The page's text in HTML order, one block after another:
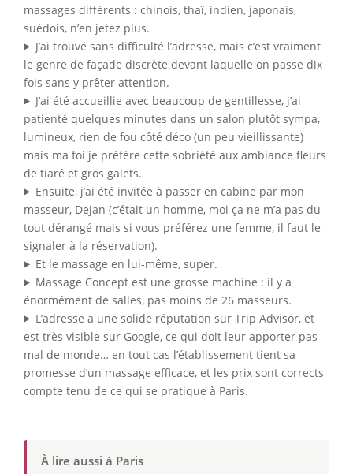
massages différents : chinois, thaï, indien, japonais,
suédois, n’en jetez plus.
J’ai trouvé sans difficulté l’adresse, mais c’est vraiment
le genre de façade discrète devant laquelle on passe dix
fois sans y prêter attention.
J’ai été accueillie avec beaucoup de gentillesse, j’ai
patienté quelques minutes dans un salon plutôt sympa,
lumineux, rien de fou côté déco (un peu vieillissante)
mais ma foi je préfère cette sobriété aux ambiance fleurs
de tiaré et gros galets.
Ensuite, j’ai été invitée à passer en cabine par mon
masseur, Dejan (c’était un homme, moi ça ne m’a pas du
tout dérangé mais si vous préférez une femme, il faut le
signaler à la réservation).
Et le massage en lui-même, super.
Massage Concept est une grosse machine : il y a
énormément de salles, pas moins de 26 masseurs.
L’adresse a une solide réputation sur Trip Advisor, et
est très visible sur Google, ce qui doit leur apporter pas
mal de monde… en tout cas l’établissement tient sa
promesse d’un massage efficace, et les prix sont corrects
compte tenu de ce qui se pratique à Paris.
À lire aussi à Paris